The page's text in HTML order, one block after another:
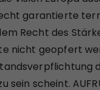
garantierte
Recht des
nicht geopfert
sein scheint.